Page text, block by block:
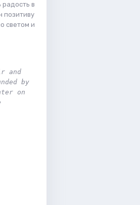
в
позитиву
светом и
and
by
on